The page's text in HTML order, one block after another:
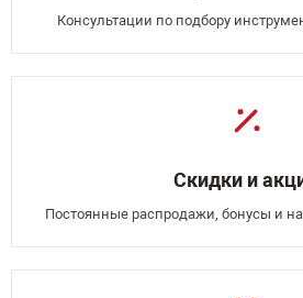
Консультации по подбору
Скидки и
Постоянные распродажи, бонусы и